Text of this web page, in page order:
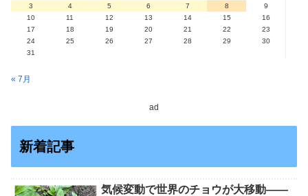
3
4 5 6 7 8
9
10
11 12 13 14 15
16
17
18 19 20 21 22
23
24
25 26 27 28 29
30
31
« 7月
ad
新着記事
気候変動で世界のチョウが大移動――